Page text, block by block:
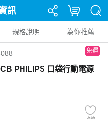
訊
規格說明 為你推薦
免運
PHILIPS 口袋行動電源